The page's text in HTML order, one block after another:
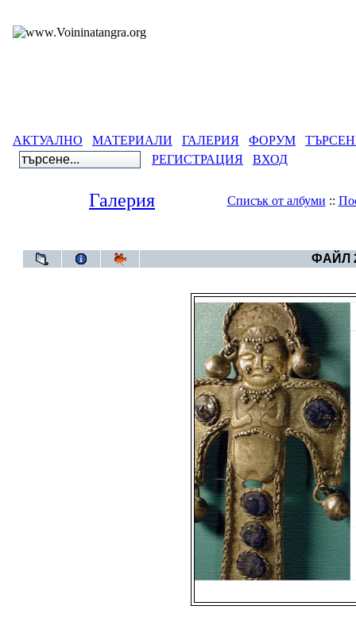
АКТУАЛНО МАТЕРИАЛИ ГАЛЕРИЯ ФОРУМ
РЕГИСТРАЦИЯ
ВХОД
Галерия Списък от албуми ::
ФАЙЛ